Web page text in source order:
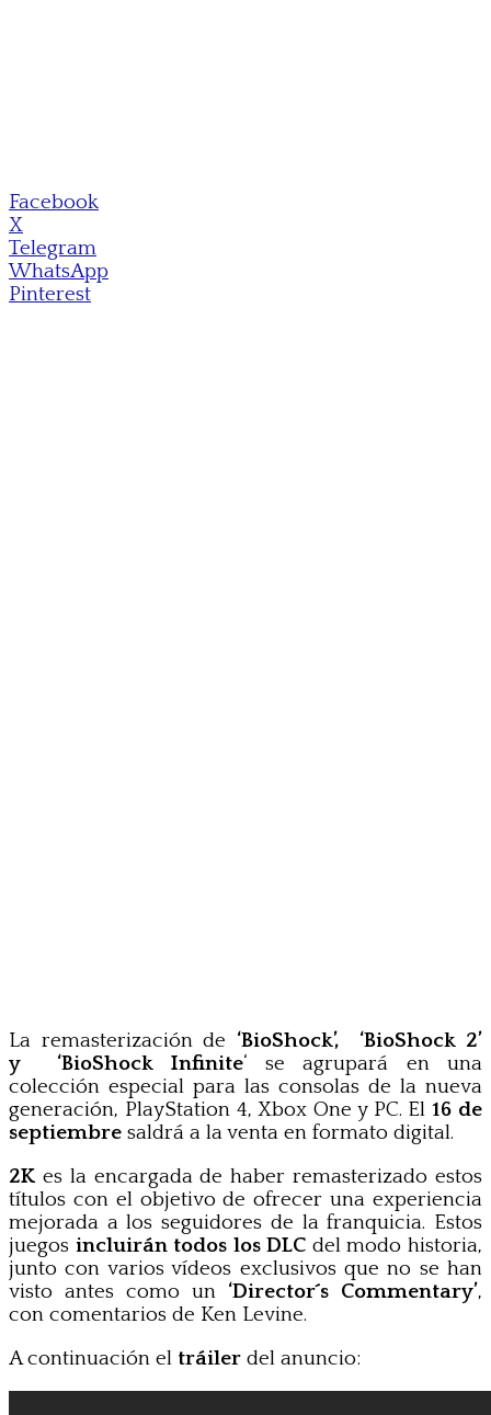
Facebook
X
Telegram
WhatsApp
Pinterest
La remasterización de ‘BioShock’, ‘BioShock 2’
y ‘BioShock Infinite‘ se agrupará en una
colección especial para las consolas de la nueva
generación, PlayStation 4, Xbox One y PC. El16 de
septiembre saldrá a la venta en formato digital.
2Kes la encargada de haber remasterizado estos
títulos con el objetivo de ofrecer una experiencia
mejorada a los seguidores de la franquicia. Estos
juegos incluirán todos los DLC del modo historia,
junto con varios vídeos exclusivos que no se han
visto antes como un ‘Director´s Commentary’,
con comentarios de Ken Levine.
A continuación el tráiler del anuncio: